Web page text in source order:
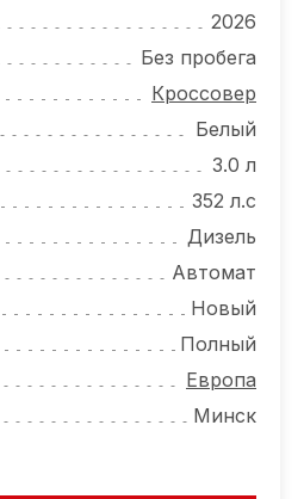
2026
Без пробега
Кроссовер
Белый
3.0 л
352 л.с
Дизель
Автомат
Новый
Полный
Европа
Минск